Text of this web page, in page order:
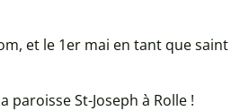
et le 1er mai en tant que saint
St-Joseph à Rolle !